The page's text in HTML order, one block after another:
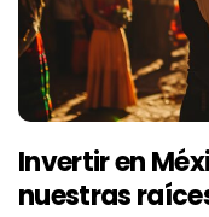
Invertir en
nuestras